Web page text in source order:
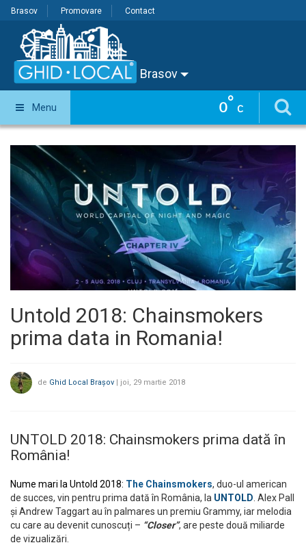
Brasov Promovare Contact
Brasov
0° C
Menu
Untold 2018: Chainsmokers
prima data in Romania!
de Ghid Local Brașov | joi, 29 martie 2018
UNTOLD 2018: Chainsmokers prima dată în
România!
Nume mari la Untold 2018: The Chainsmokers, duo-ul american
de succes, vin pentru prima dată în România, la UNTOLD . Alex Pall
și Andrew Taggart au în palmares un premiu Grammy, iar melodia
cu care au devenit cunoscuți – “Closer”, are peste două miliarde
de vizualizări.